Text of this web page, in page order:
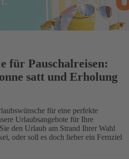
für Pauschalreisen:
satt und Erholung
für eine perfekte
Urlaubsangebote für Ihre
den Urlaub am Strand Ihrer Wahl
oder soll es doch lieber ein Fernziel